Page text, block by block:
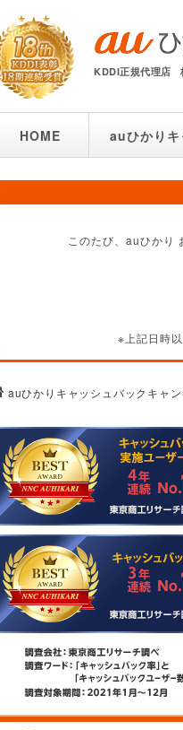
KDDI正規代理店
HOME auひかり
このたび、auひかり
※上記日時
auひかりキャッシュバックキャ